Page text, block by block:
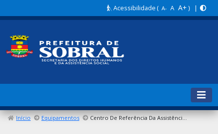
Acessibilidade( A- A A+ ) |
Início Equipamentos Centro De Referência Da Assistência Social (CRAS) – Aracatiaçu